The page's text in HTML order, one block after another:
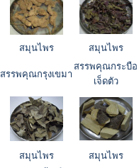
สมุนไพร สมุนไพร
สรรพคุณกรุงเขมา
สรรพคุณกระบือ
เจ็ดตัว
สมุนไพร สมุนไพร